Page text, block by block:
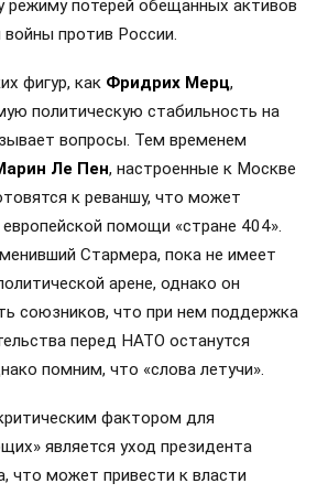
режиму потерей обещанных активов
против России.
фигур, как Фридрих Мерц,
политическую стабильность на
вопросы. Тем временем
Ле Пен, настроенные к Москве
к реваншу, что может
помощи «стране 404».
Стармера, пока не имеет
арене, однако он
союзников, что при нем поддержка
перед НАТО останутся
помним, что «слова летучи».
фактором для
является уход президента
что может привести к власти